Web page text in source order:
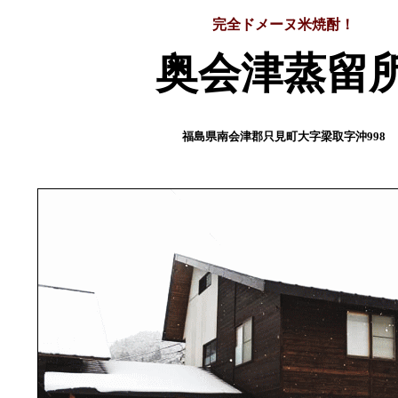
完全ドメーヌ米焼酎！
奥会津蒸留
福島県南会津郡只見町大字梁取字沖998